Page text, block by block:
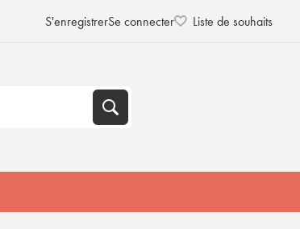
S'enregistrerSe connecter Liste de souhaits